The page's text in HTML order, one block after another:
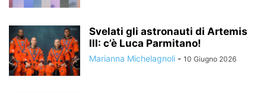
Svelati gli astronauti di Artemis
III: c’è Luca Parmitano!
Marianna Michelagnoli - 10 Giugno 2026